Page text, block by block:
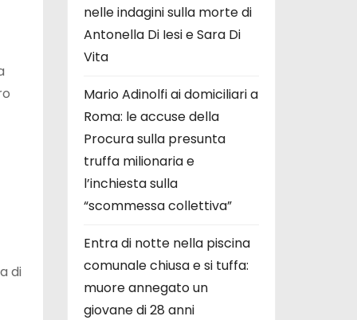
di
nelle indagini sulla morte di
Antonella Di Iesi e Sara Di
Vita
Mario Adinolfi ai domiciliari a
Roma: le accuse della
Procura sulla presunta
truffa milionaria e
l’inchiesta sulla
“scommessa collettiva”
Entra di notte nella piscina
comunale chiusa e si tuffa:
muore annegato un
giovane di 28 anni